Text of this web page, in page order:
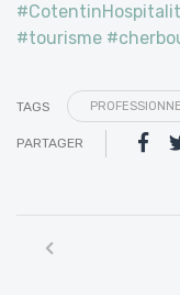
#tourisme
TAGS
PARTAGER
entre